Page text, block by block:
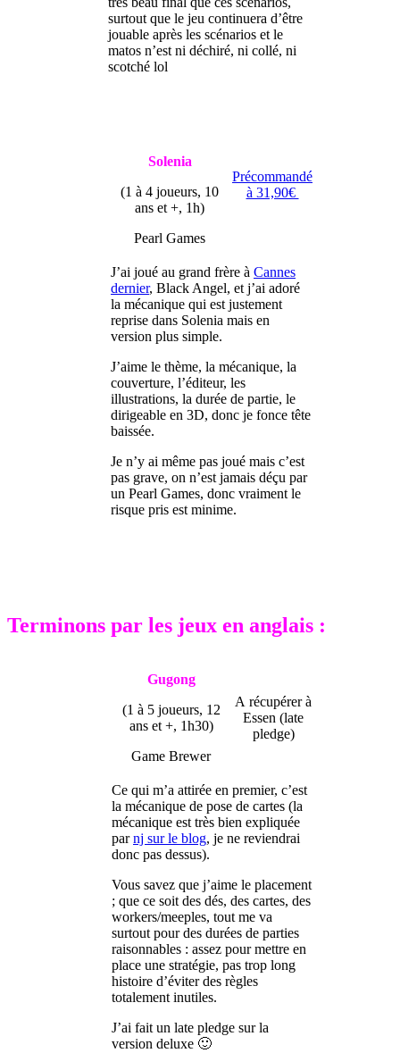
surtout que le jeu continuera d’être
jouable après les scénarios et le
matos n’est ni déchiré, ni collé, ni
scotché lol
Solenia
(1 à 4 joueurs, 10
ans et +, 1h)
Pearl Games
Précommandé
à 31,90€
J’ai joué au grand frère à Cannes
dernier, Black Angel, et j’ai adoré
la mécanique qui est justement
reprise dans Solenia mais en
version plus simple.
J’aime le thème, la mécanique, la
couverture, l’éditeur, les
illustrations, la durée de partie, le
dirigeable en 3D, donc je fonce tête
baissée.
Je n’y ai même pas joué mais c’est
pas grave, on n’est jamais déçu par
un Pearl Games, donc vraiment le
risque pris est minime.
Terminons par les jeux en anglais :
Gugong
(1 à 5 joueurs, 12
ans et +, 1h30)
Game Brewer
A récupérer à
Essen (late
pledge)
Ce qui m’a attirée en premier, c’est
la mécanique de pose de cartes (la
mécanique est très bien expliquée
parnj sur le blog, je ne reviendrai
donc pas dessus).
Vous savez que j’aime le placement
; que ce soit des dés, des cartes, des
workers/meeples, tout me va
surtout pour des durées de parties
raisonnables : assez pour mettre en
place une stratégie, pas trop long
histoire d’éviter des règles
totalement inutiles.
J’ai fait un late pledge sur la
version deluxe 🙂